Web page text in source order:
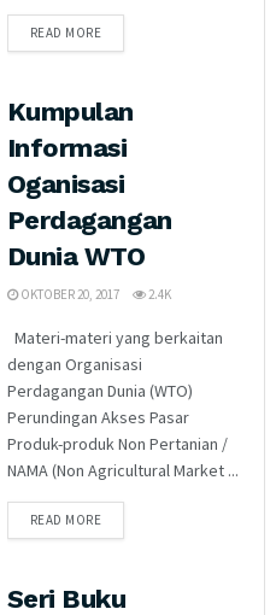
READ MORE
Kumpulan
Informasi
Oganisasi
Perdagangan
Dunia WTO
OKTOBER 20, 2017 2.4K
Materi-materi yang berkaitan
dengan Organisasi
Perdagangan Dunia (WTO)
Perundingan Akses Pasar
Produk-produk Non Pertanian /
NAMA (Non Agricultural Market ...
READ MORE
Seri Buku